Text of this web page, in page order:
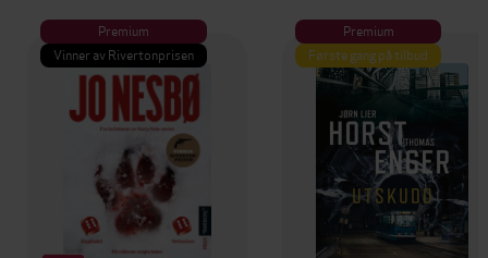
Premium
Vinner av Rivertonprisen
Premium
Første gang på tilbud